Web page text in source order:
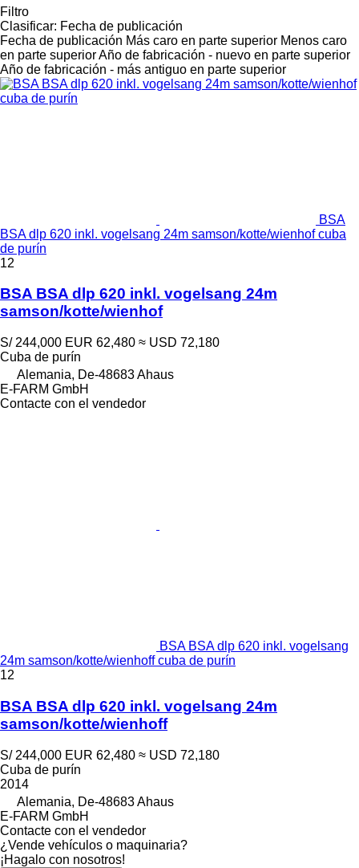
Filtro
Clasificar: Fecha de publicación
Fecha de publicación Más caro en parte superior Menos caro
en parte superiorAño de fabricación - nuevo en parte superior
Año de fabricación - más antiguo en parte superior
BSA
BSA dlp 620 inkl. vogelsang 24m samson/kotte/wienhof cuba
de purín
12
BSA BSA dlp 620 inkl. vogelsang 24m
samson/kotte/wienhof
S/ 244,000 EUR 62,480 ≈ USD 72,180
Cuba de purín
Alemania, De-48683 Ahaus
E-FARM GmbH
Contacte con el vendedor
BSA BSA dlp 620 inkl. vogelsang
24m samson/kotte/wienhoff cuba de purín
12
BSA BSA dlp 620 inkl. vogelsang 24m
samson/kotte/wienhoff
S/ 244,000 EUR 62,480 ≈ USD 72,180
Cuba de purín
2014
Alemania, De-48683 Ahaus
E-FARM GmbH
Contacte con el vendedor
¿Vende vehículos o maquinaria?
¡Hagalo con nosotros!